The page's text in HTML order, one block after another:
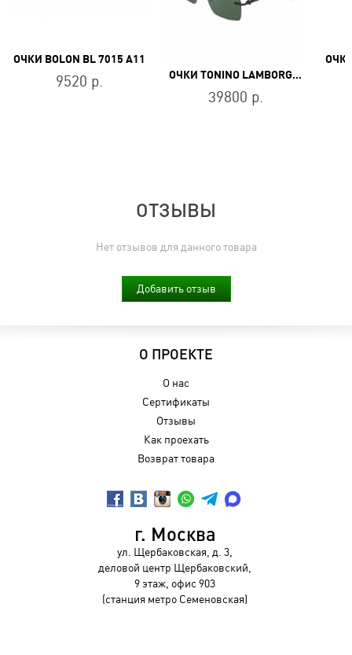
ОЧКИ BOLON BL 7015 A11
9520 р. ОЧКИ TONINO LAMBORGHINI TL527-03
39800 р.
ОТЗЫВЫ
Нет отзывов для данного товара
Добавить отзыв
О ПРОЕКТЕ
О нас
Сертификаты
Отзывы
Как проехать
Возврат товара
г. Москва
ул. Щербаковская, д. 3,
деловой центр Щербаковский,
9 этаж, офис 903
(станция метро Семеновская)